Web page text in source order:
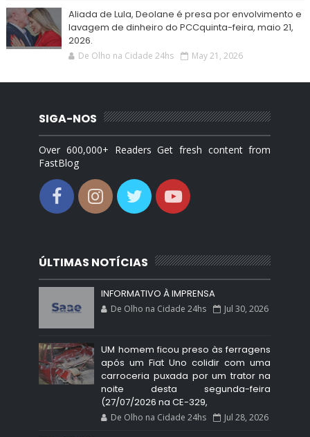
Aliada de Lula, Deolane é presa por envolvimento e
lavagem de dinheiro do PCCquinta-feira, maio 21,
2026.
De Olho na Cidade 24hs May 21, 2026
SIGA-NOS
Over 600,000+ Readers Get fresh content from
FastBlog
ÚLTIMAS NOTÍCIAS
INFORMATIVO À IMPRENSA
De Olho na Cidade 24hs Jul 30, 2026
UM homem ficou preso às ferragens
após um Fiat Uno colidir com uma
carroceria puxada por um trator na
noite desta segunda-feira
(27/07/2026 na CE-329,
De Olho na Cidade 24hs Jul 28, 2026